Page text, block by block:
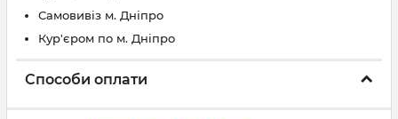
Самовивіз м. Дніпро
Кур'єром по м. Дніпро
Способи оплати